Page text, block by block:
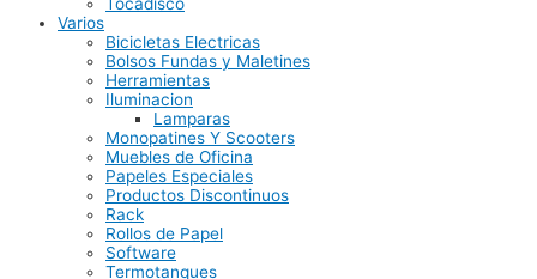
Tocadisco
Varios
Bicicletas Electricas
Bolsos Fundas y Maletines
Herramientas
Iluminacion
Lamparas
Monopatines Y Scooters
Muebles de Oficina
Papeles Especiales
Productos Discontinuos
Rack
Rollos de Papel
Software
Termotanques